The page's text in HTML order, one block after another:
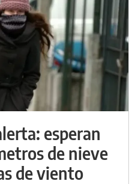
esperan
de nieve
de viento